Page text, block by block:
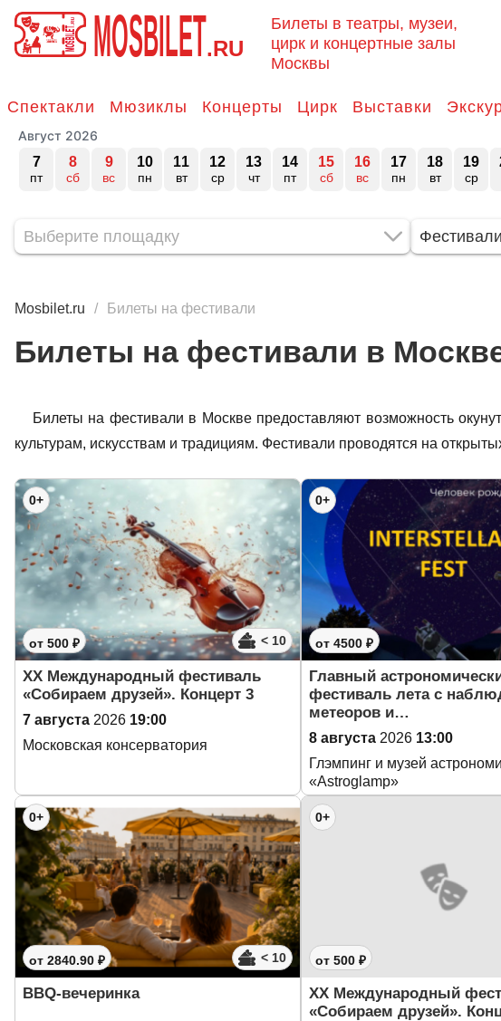
MOSBILET.RU
Билеты в театры, музеи,
цирк и концертные залы
Москвы
Спектакли Мюзиклы Концерты Цирк Выставки
Август 2026
7
пт
8
сб
9
вс
10
пн
11
вт
12
ср
13
чт
14
пт
15
сб
16
вс
17
пн
18
вт
19
ср
Фестивали
Mosbilet.ru Билеты на фестивали
Билеты на фестивали в
Билеты на фестивали в Москве предоставляют возможность
культурам, искусствам и традициям. Фестивали проводятся на
0+
от 500 ₽ < 10
XX Международный фестиваль
«Собираем друзей». Концерт 3
7 августа 2026 19:00
Московская консерватория
0+
от 4500 ₽
Главный
фестиваль лета с
метеоров и…
8 августа 2026 13:00
Глэмпинг и музей
«Astroglamp»
0+
от 2840.90 ₽ < 10
BBQ-вечеринка
0+
от 500 ₽
XX Международный
«Собираем друзей».